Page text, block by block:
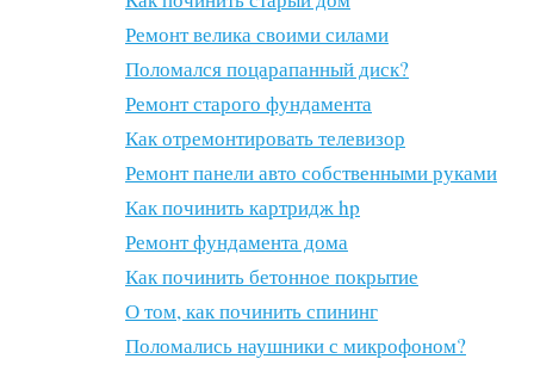
Ремонт велика своими силами
Поломался поцарапанный диск?
Ремонт старого фундамента
Как отремонтировать телевизор
Ремонт панели авто собственными руками
Как починить картридж hp
Ремонт фундамента дома
Как починить бетонное покрытие
О том, как починить спининг
Поломались наушники с микрофоном?